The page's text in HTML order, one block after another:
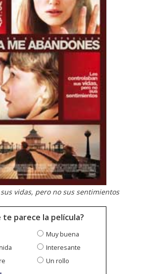
vidas, pero no sus sentimientos
te parece la película?
Muy buena
Interesante
Un rollo